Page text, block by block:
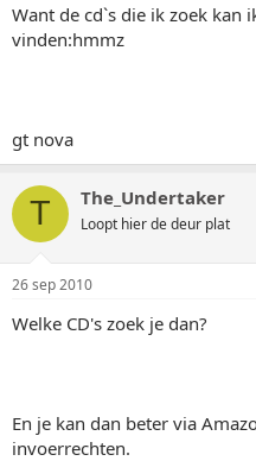
Want de cd`s die ik zoek kan
vinden:hmmz
gt nova
T The_Undertaker
Loopt hier de deur plat
26 sep 2010
Welke CD's zoek je dan?
En je kan dan beter via
invoerrechten.